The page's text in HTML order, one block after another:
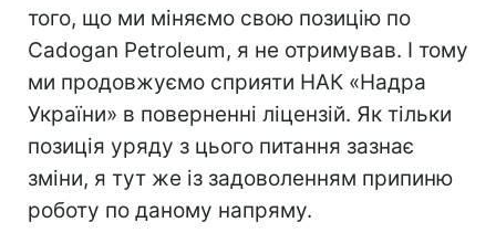
того, що ми міняємо свою позицію по
Cadogan Petroleum, я не отримував. І тому
ми продовжуємо сприяти НАК «Надра
України» в поверненні ліцензій. Як тільки
позиція уряду з цього питання зазнає
зміни, я тут же із задоволенням припиню
роботу по даному напряму.